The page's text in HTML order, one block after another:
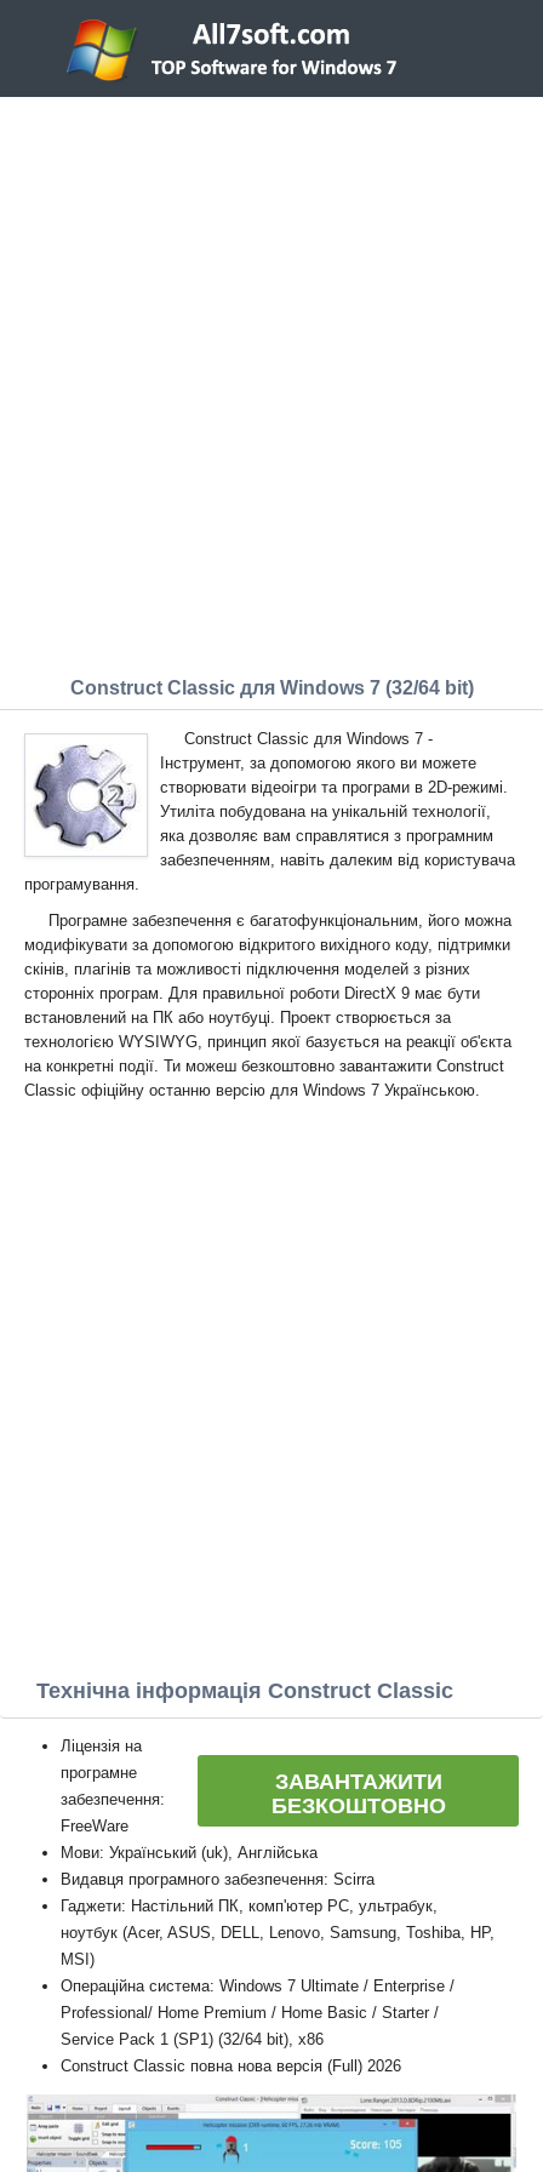
Construct Classic для Windows 7 (32/64 bit)
Construct Classic для Windows 7 -
Інструмент, за допомогою якого ви можете
створювати відеоігри та програми в 2D-режимі.
Утиліта побудована на унікальній технології,
яка дозволяє вам справлятися з програмним
забезпеченням, навіть далеким від користувача
програмування.
Програмне забезпечення є багатофункціональним, його можна
модифікувати за допомогою відкритого вихідного коду, підтримки
скінів, плагінів та можливості підключення моделей з різних
сторонніх програм. Для правильної роботи DirectX 9 має бути
встановлений на ПК або ноутбуці. Проект створюється за
технологією WYSIWYG, принцип якої базується на реакції об'єкта
на конкретні події. Ти можеш безкоштовно завантажити Construct
Classic офіційну останню версію для Windows 7 Українською.
Технічна інформація Construct Classic
ЗАВАНТАЖИТИ
БЕЗКОШТОВНО
Ліцензія на
програмне
забезпечення:
FreeWare
Мови: Український (uk), Англійська
Видавця програмного забезпечення: Scirra
Гаджети: Настільний ПК, комп'ютер PC, ультрабук,
ноутбук (Acer, ASUS, DELL, Lenovo, Samsung, Toshiba, HP,
MSI)
Операційна система: Windows 7 Ultimate / Enterprise /
Professional/ Home Premium / Home Basic / Starter /
Service Pack 1 (SP1) (32/64 bit), x86
Construct Classic повна нова версія (Full) 2026